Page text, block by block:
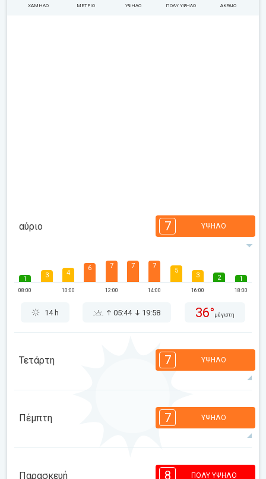
ΧΑΜΗΛΌ ΜΈΤΡΙΟ ΥΨΗΛΌ ΠΟΛΎ ΥΨΗΛΌ ΑΚΡΑΊΟ
αύριο 7 ΥΨΗΛΌ
1
08:00
3 4
10:00
6 7
12:00
7 7
14:00
5
3
16:00
2 1
18:00
14 h 05:44 19:58 36° μέγιστη
Τετάρτη 7 ΥΨΗΛΌ
1
08:00 14:00
3
14 h 05:45 19:57 34°μέγιστη
Πέμπτη 7 ΥΨΗΛΌ
1 3
Παρασκευή 8 ΠΟΛΎ ΥΨΗΛΌ